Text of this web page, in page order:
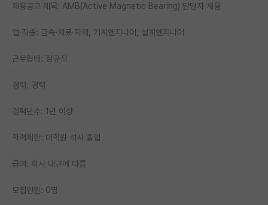
석박사 채용 정보 게시판
임용 정보 게시판
학부 인턴 게시판
취업 게시판
채용공고 제목: AMB(Active Magnetic Bearing) 담당자 채용
업·직종: 금속·재료·자재, 기계엔지니어, 설계엔지니어
근무형태: 정규직
경력: 경력
경력년수: 1년 이상
학력제한: 대학원 석사 졸업
급여: 회사 내규에 따름
모집인원: 0명